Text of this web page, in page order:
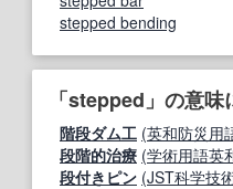
stepped bending
「stepped」の意
階段ダム工 (英和防災用
段階的治療 (学術用語英
段付きピン (JST科学技